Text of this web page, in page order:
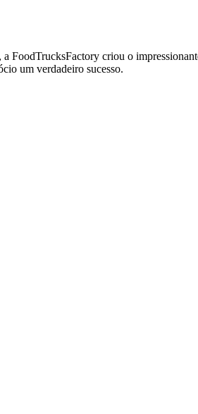
a FoodTrucksFactory criou o
um verdadeiro sucesso.